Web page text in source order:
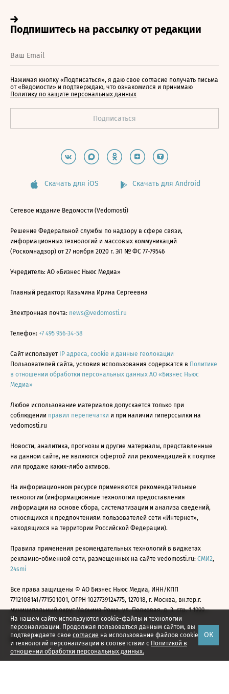
На нашем сайте используются cookie-файлы и технологии
персонализации. Продолжая пользоваться данным сайтом, вы
подтверждаете свое согласие на использование файлов cookie
и технологий персонализации в соответствии с Политикой в
отношении обработки персональных данных.
ОК
Нажимая кнопку «Подписаться», я даю свое согласие получать письма
от «Ведомости» и подтверждаю, что ознакомился и принимаю
Политику по защите персональных данных
Скачать для iOS Скачать для Android
Сетевое издание Ведомости (Vedomosti)
Решение Федеральной службы по надзору в сфере связи,
информационных технологий и массовых коммуникаций
(Роскомнадзор) от 27 ноября 2020 г. ЭЛ № ФС 77-79546
Учредитель: АО «Бизнес Ньюс Медиа»
Главный редактор: Казьмина Ирина Сергеевна
Электронная почта: news@vedomosti.ru
Телефон: +7 495 956-34-58
Сайт использует IP адреса, cookie и данные геолокации
Пользователей сайта, условия использования содержатся в Политике
в отношении обработки персональных данных АО «Бизнес Ньюс
Медиа»
Любое использование материалов допускается только при
соблюдении правил перепечатки и при наличии гиперссылки на
vedomosti.ru
Новости, аналитика, прогнозы и другие материалы, представленные
на данном сайте, не являются офертой или рекомендацией к покупке
или продаже каких-либо активов.
На информационном ресурсе применяются рекомендательные
технологии (информационные технологии предоставления
информации на основе сбора, систематизации и анализа сведений,
относящихся к предпочтениям пользователей сети «Интернет»,
находящихся на территории Российской Федерации).
Правила применения рекомендательных технологий в виджетах
рекламно-обменной сети, размещенных на сайте vedomosti.ru: СМИ2,
24smi
Все права защищены © АО Бизнес Ньюс Медиа, ИНН/КПП
7712108141/771501001, ОГРН 1027739124775, 127018, г. Москва, вн.тер.г.
муниципальный округ Марьина Роща, ул. Полковая, д. 3, стр. 1 1999—
2026